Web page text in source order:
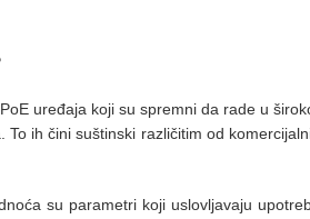
uređaja koji su spremni da rade u
ih čini suštinski različitim od
su parametri koji uslovljavaju